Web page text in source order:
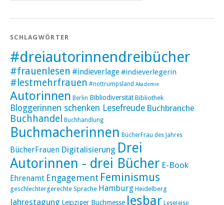
SCHLAGWÖRTER
#dreiautorinnendreibücher
#frauenlesen #indieverlage#indieverlegerin
#lestmehrfrauen #nottrumpsland Akademie
Autorinnen Berlin Bibliodiversität Bibliothek
Bloggerinnen schenken Lesefreude Buchbranche
Buchhandel Buchhandlung
Buchmacherinnen BücherFrau des Jahres
BücherFrauen Digitalisierung Drei
Autorinnen - drei Bücher E-Book
Ehrenamt Engagement Feminismus
geschlechtergerechte Sprache Hamburg Heidelberg
Jahrestagung Leipziger Buchmesse lesbar Lesereise